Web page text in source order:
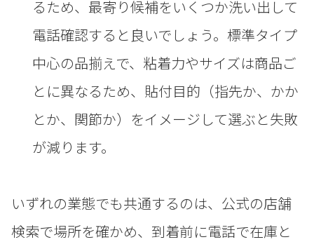
るため、最寄り候補をいくつか洗い出して
電話確認すると良いでしょう。標準タイプ
中心の品揃えで、粘着力やサイズは商品ご
とに異なるため、貼付目的（指先か、かか
とか、関節か）をイメージして選ぶと失敗
が減ります。
いずれの業態でも共通するのは、公式の店舗
検索で場所を確かめ、到着前に電話で在庫と